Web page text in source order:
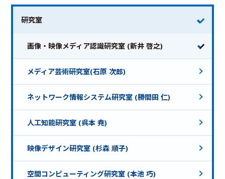
研究室
画像・映像メディア認識研究室 (新井 啓之)
メディア芸術研究室(石原 次郎)
ネットワーク情報システム研究室 (勝間田 仁)
人工知能研究室 (呉本 尭)
映像デザイン研究室 (杉森 順子)
空間コンピューティング研究室 (本池 巧)